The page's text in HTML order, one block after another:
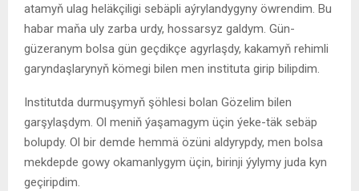
atamyň ulag heläkçiligi sebäpli aýrylandygyny öwrendim. Bu
habar maňa uly zarba urdy, hossarsyz galdym. Gün-
güzeranym bolsa gün geçdikçe agyrlaşdy, kakamyň rehimli
garyndaşlarynyň kömegi bilen men instituta girip bilipdim.
Institutda durmuşymyň şöhlesi bolan Gözelim bilen
garşylaşdym. Ol meniň ýaşamagym üçin ýeke-täk sebäp
bolupdy. Ol bir demde hemmä özüni aldyrypdy, men bolsa
mekdepde gowy okamanlygym üçin, birinji ýylymy juda kyn
geçiripdim.